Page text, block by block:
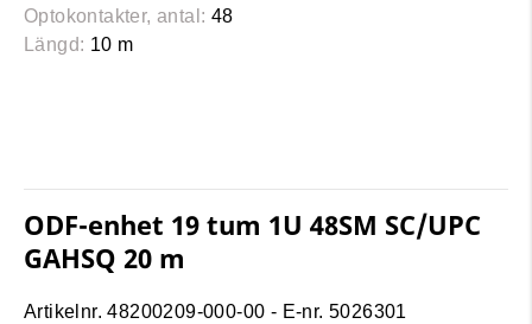
Optokontakter, antal: 48
Längd: 10 m
ODF-enhet 19 tum 1U 48SM SC/UPC
GAHSQ 20 m
Artikelnr. 48200209-000-00 - E-nr. 5026301